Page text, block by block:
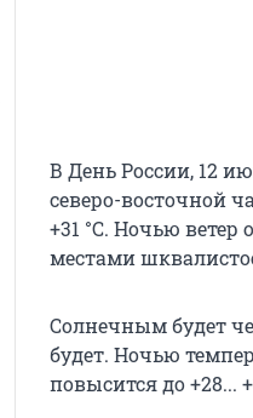
В День России, 12
северо-восточной
+31 °С. Ночью
местами
Солнечным будет
будет. Ночью
повысится до +28...